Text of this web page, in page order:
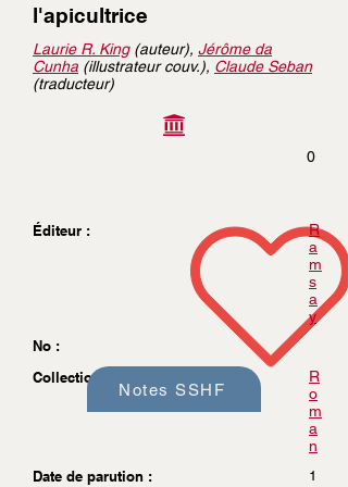
l'apicultrice
Laurie R. King(auteur), Jérôme da
Cunha (illustrateur couv.), Claude Seban
(traducteur)
0
Éditeur :
R
a
m
s
a
y
No :
Collection :
R
o
m
a
n
Date de parution :
1
Notes SSHF